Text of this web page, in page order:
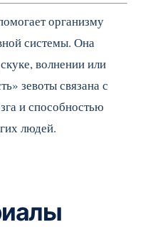
организму
системы. Она
волнении или
зевоты связана с
и способностью
людей.